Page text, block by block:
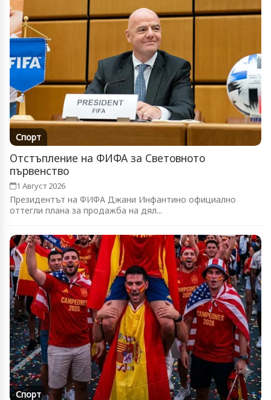
Спорт
Отстъпление на ФИФА за Световното
първенство
1 Август 2026
Президентът на ФИФА Джани Инфантино официално
оттегли плана за продажба на дял...
Спорт